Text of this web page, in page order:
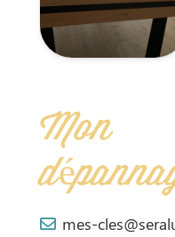
Mon
mes-